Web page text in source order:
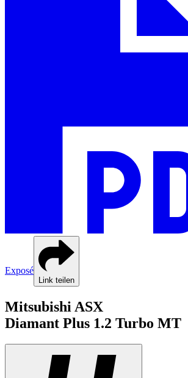
Exposé
Link teilen
Mitsubishi ASX
Diamant Plus 1.2 Turbo MT